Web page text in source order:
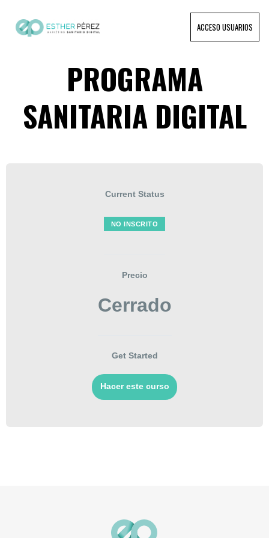
ACCESO USUARIOS
PROGRAMA
SANITARIA DIGITAL
Current Status
NO INSCRITO
Precio
Cerrado
Get Started
Hacer este curso